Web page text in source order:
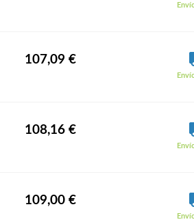
107,09 €
108,16 €
109,00 €